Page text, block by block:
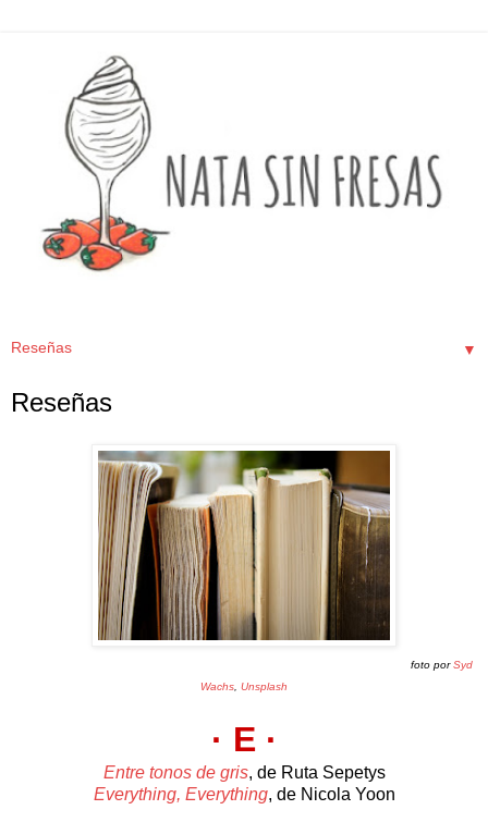
▼
Reseñas
foto porSyd
Wachs Unsplash
· E ·
Entre tonos de gris, de Ruta Sepetys
Everything, Everything, de Nicola Yoon